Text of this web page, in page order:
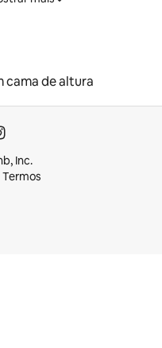
cama de altura
Inc.
Termos